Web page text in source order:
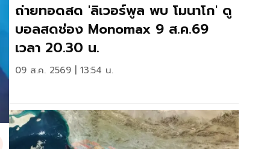
ถ่ายทอดสด 'ลิเวอร์พูล พบ โมนาโก' ดู
บอลสดช่อง Monomax 9 ส.ค.69
เวลา 20.30 น.
09 ส.ค. 2569 | 13:54 น.